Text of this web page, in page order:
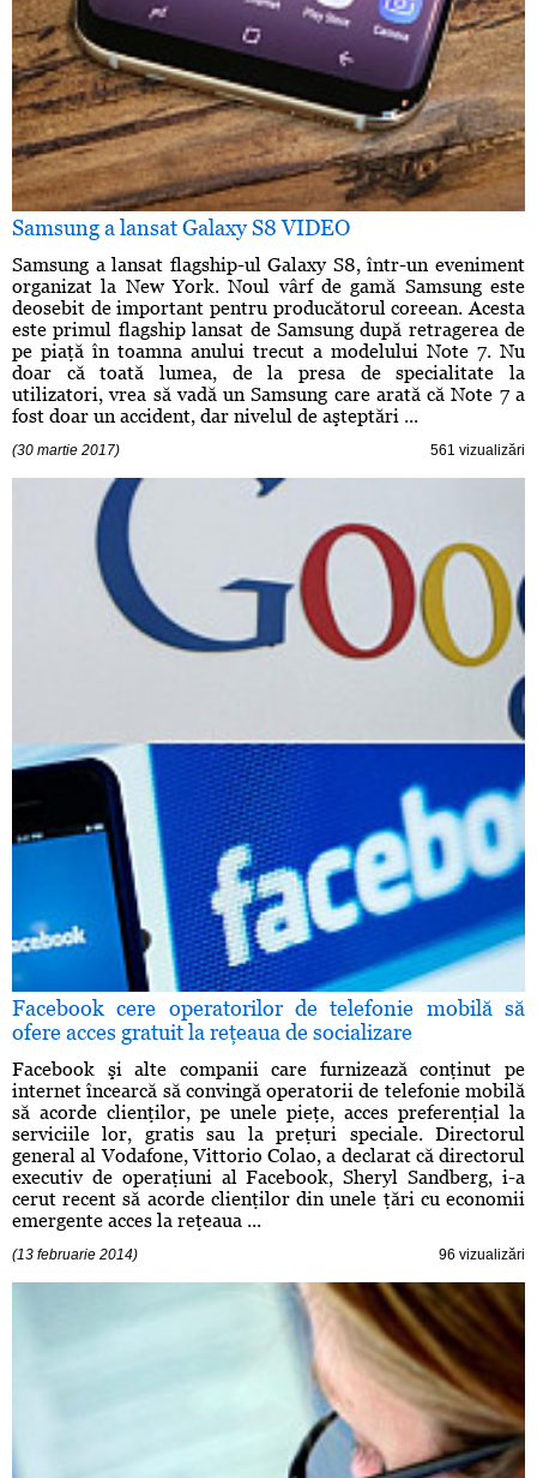
Samsung a lansat Galaxy S8 VIDEO
Samsung a lansat flagship-ul Galaxy S8, într-un eveniment
organizat la New York. Noul vârf de gamă Samsung este
deosebit de important pentru producătorul coreean. Acesta
este primul flagship lansat de Samsung după retragerea de
pe piaţă în toamna anului trecut a modelului Note 7. Nu
doar că toată lumea, de la presa de specialitate la
utilizatori, vrea să vadă un Samsung care arată că Note 7 a
fost doar un accident, dar nivelul de aşteptări ...
(30 martie 2017) 561 vizualizări
Facebook cere operatorilor de telefonie mobilă să
ofere acces gratuit la reţeaua de socializare
Facebook şi alte companii care furnizează conţinut pe
internet încearcă să convingă operatorii de telefonie mobilă
să acorde clienţilor, pe unele pieţe, acces preferenţial la
serviciile lor, gratis sau la preţuri speciale. Directorul
general al Vodafone, Vittorio Colao, a declarat că directorul
executiv de operaţiuni al Facebook, Sheryl Sandberg, i-a
cerut recent să acorde clienţilor din unele ţări cu economii
emergente acces la reţeaua ...
(13 februarie 2014) 96 vizualizări